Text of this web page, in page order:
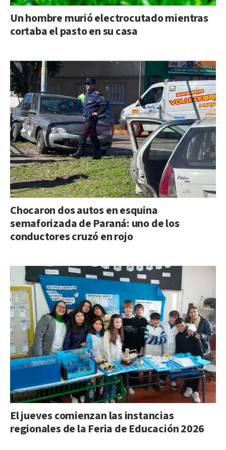
Un hombre murió electrocutado mientras
cortaba el pasto en su casa
Chocaron dos autos en esquina
semaforizada de Paraná: uno de los
conductores cruzó en rojo
El jueves comienzan las instancias
regionales de la Feria de Educación 2026